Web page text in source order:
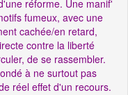
réforme. Une manif'
fumeux, avec une
cachée/en retard,
contre la liberté
de se rassembler.
à ne surtout pas
réel effet d'un recours.